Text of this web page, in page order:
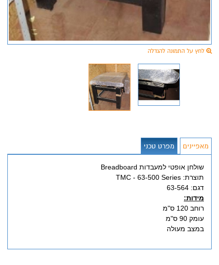
לחץ על התמונה להגדלה
מאפיינים מפרט טכני
שולחן אופטי למעבדות Breadboard
תוצרת: TMC - 63-500 Series
דגם: 63-564
מידות:
רוחב 120 ס"מ
עומק 90 ס"מ
במצב מעולה